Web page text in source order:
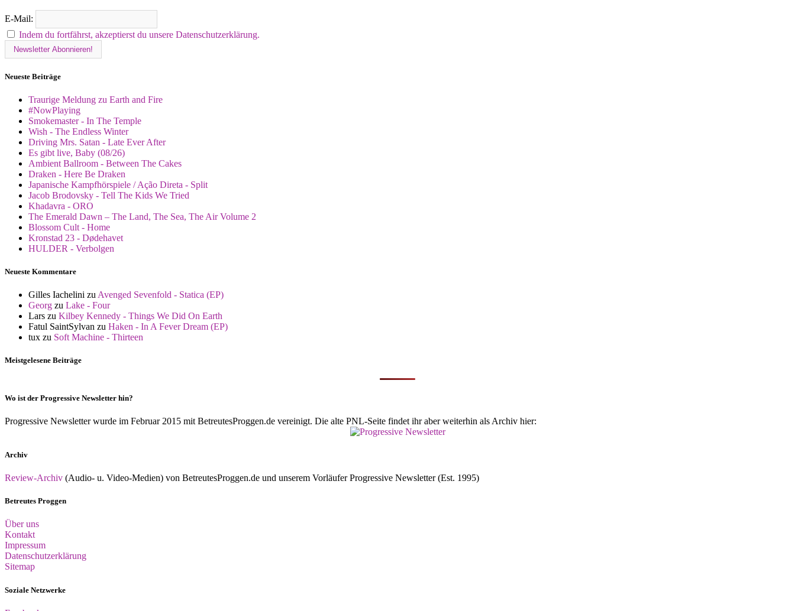
E-Mail:
Indem du fortfährst, akzeptierst du unsere Datenschutzerklärung.
Neueste Beiträge
Traurige Meldung zu Earth and Fire
#NowPlaying
Smokemaster - In The Temple
Wish - The Endless Winter
Driving Mrs. Satan - Late Ever After
Es gibt live, Baby (08/26)
Ambient Ballroom - Between The Cakes
Draken - Here Be Draken
Japanische Kampfhörspiele / Ação Direta - Split
Jacob Brodovsky - Tell The Kids We Tried
Khadavra - ORO
The Emerald Dawn – The Land, The Sea, The Air Volume 2
Blossom Cult - Home
Kronstad 23 - Dødehavet
HULDER - Verbolgen
Neueste Kommentare
Gilles Iachelini zu Avenged Sevenfold - Statica (EP)
Georg zu Lake - Four
Lars zu Kilbey Kennedy - Things We Did On Earth
Fatul SaintSylvan zu Haken - In A Fever Dream (EP)
tux zu Soft Machine - Thirteen
Meistgelesene Beiträge
Wo ist der Progressive Newsletter hin?
Progressive Newsletter wurde im Februar 2015 mit BetreutesProggen.de vereinigt. Die alte PNL-Seite findet ihr aber weiterhin als Archiv hier:
Archiv
Review-Archiv (Audio- u. Video-Medien) von BetreutesProggen.de und unserem Vorläufer Progressive Newsletter (Est. 1995)
Betreutes Proggen
Über uns
Kontakt
Impressum
Datenschutzerklärung
Sitemap
Soziale Netzwerke